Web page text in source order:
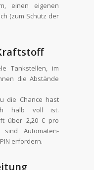
einen eigenen
(zum Schutz der
Tankstellen, im
die Abstände
die Chance hast
halb voll ist.
über 2,20 € pro
sind Automaten-
erfordern.